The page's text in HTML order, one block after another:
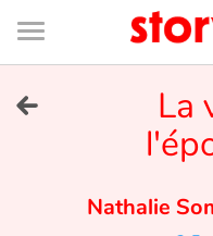
Connexion
Bibliothèque
de
page
Tester gratuitement
La
Nathalie